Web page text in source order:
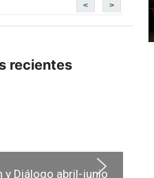
< >
recientes
y Diálogo abril-junio